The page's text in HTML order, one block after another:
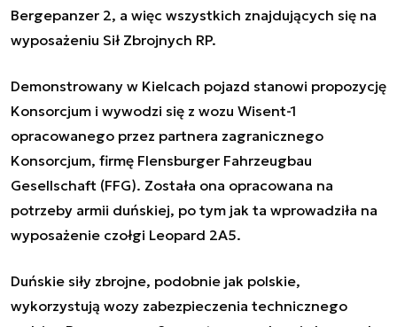
Bergepanzer 2, a więc wszystkich znajdujących się na
wyposażeniu Sił Zbrojnych RP.
Demonstrowany w Kielcach pojazd stanowi propozycję
Konsorcjum i wywodzi się z wozu Wisent-1
opracowanego przez partnera zagranicznego
Konsorcjum, firmę Flensburger Fahrzeugbau
Gesellschaft (FFG). Została ona opracowana na
potrzeby armii duńskiej, po tym jak ta wprowadziła na
wyposażenie czołgi Leopard 2A5.
Duńskie siły zbrojne, podobnie jak polskie,
wykorzystują wozy zabezpieczenia technicznego